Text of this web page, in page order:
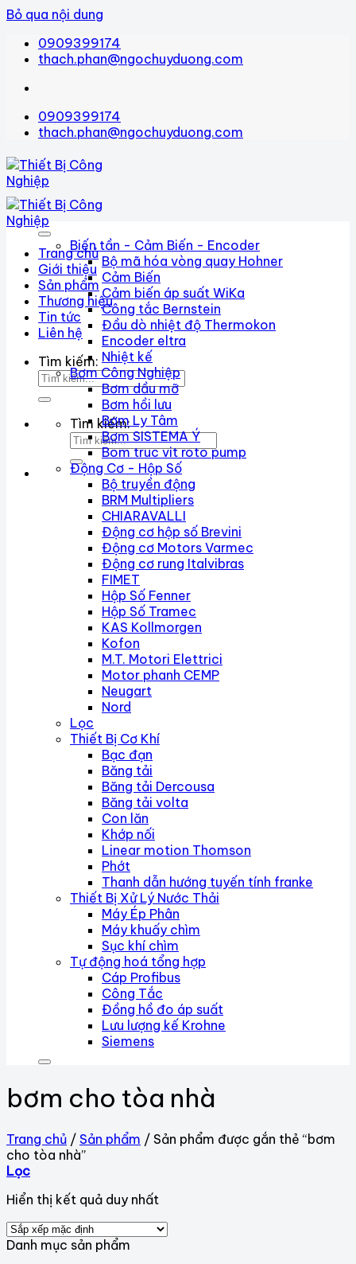
Bỏ qua nội dung
0909399174
thach.phan@ngochuyduong.com
0909399174
thach.phan@ngochuyduong.com
Trang chủ
Giới thiệu
Sản phẩm
Thương hiệu
Tin tức
Liên hệ
Tìm kiếm:
Tìm kiếm:
Biến tần - Cảm Biến - Encoder
Bộ mã hóa vòng quay Hohner
Cảm Biến
Cảm biến áp suất WiKa
Công tắc Bernstein
Đầu dò nhiệt độ Thermokon
Encoder eltra
Nhiệt kế
Bơm Công Nghiệp
Bơm dầu mỡ
Bơm hồi lưu
Bơm Ly Tâm
Bơm SISTEMA Ý
Bom truc vit roto pump
Động Cơ - Hộp Số
Bộ truyền động
BRM Multipliers
CHIARAVALLI
Động cơ hộp số Brevini
Động cơ Motors Varmec
Động cơ rung Italvibras
FIMET
Hộp Số Fenner
Hộp Số Tramec
KAS Kollmorgen
Kofon
M.T. Motori Elettrici
Motor phanh CEMP
Neugart
Nord
Lọc
Thiết Bị Cơ Khí
Bạc đạn
Băng tải
Băng tải Dercousa
Băng tải volta
Con lăn
Khớp nối
Linear motion Thomson
Phớt
Thanh dẫn hướng tuyến tính franke
Thiết Bị Xử Lý Nước Thải
Máy Ép Phân
Máy khuấy chìm
Sục khí chìm
Tự động hoá tổng hợp
Cáp Profibus
Công Tắc
Đồng hồ đo áp suất
Lưu lượng kế Krohne
Siemens
bơm cho tòa nhà
Trang chủ / Sản phẩm / Sản phẩm được gắn thẻ “bơm
cho tòa nhà”
Lọc
Hiển thị kết quả duy nhất
Danh mục sản phẩm